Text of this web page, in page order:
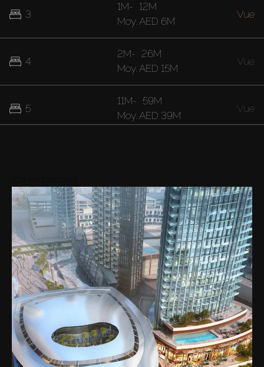
3
4
5
1M- 12M
Moy. AED 6M
Vue
2M- 26M
Moy. AED 15M
Vue
11M- 59M
Moy. AED 39M
Vue